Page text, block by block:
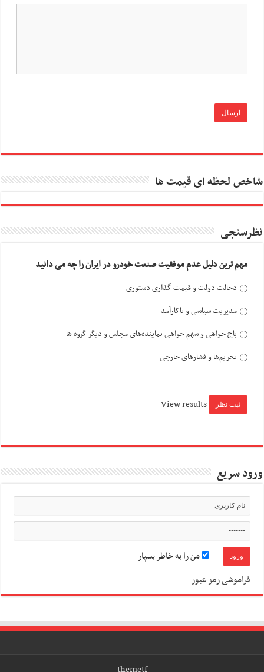
شاخص لحظه ای قیمت ها
نظرسنجی
مهم ترین دلیل عدم موفقیت صنعت خودرو در ایران را چه می دانید
دخالت دولت و قیمت گذاری دستوری
مدیریت سیاسی و ناکارآمد
باج خواهی و سهم خواهی نماینده‌های مجلس و دیگر گروه ها
تحریم‌ها و فشارهای خارجی
View results
ورود سریع
من را به خاطر بسپار
فراموشی رمز عبور